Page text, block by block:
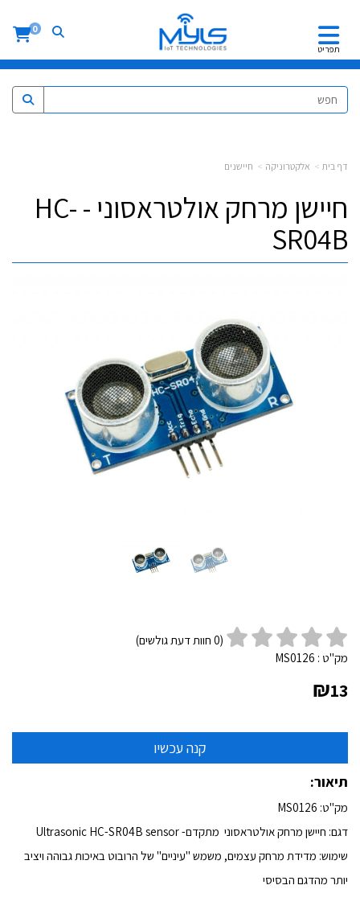
תפריט
0
דף בית אלקטרוניקה חיישנים
חיישן מרחק אולטראסוני - HC-
SR04B
(
0 חוות דעת גולשים)
מק"ט : MS0126
₪13
תיאור:
מק"ט: MS0126
דגם: חיישן מרחק אולטראסוני מתקדם- Ultrasonic HC-SR04B sensor
שימוש: מדידת מרחק עצמים, משמש "עיניים" של הרובוט באיכות גבוהה ויציב
יותר מהדגם הבסיסי